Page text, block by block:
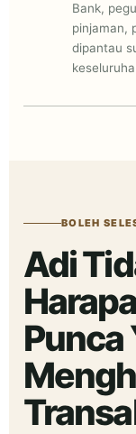
Bank,
pinjaman,
dipantau
BOLEH
Adi
Punca